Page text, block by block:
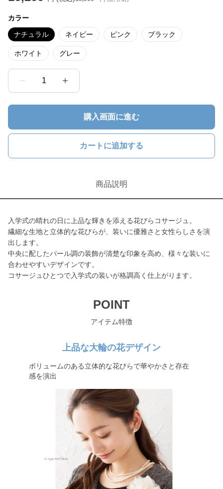
カラー
ナチュラル ネイビー ピンク ブラック
ホワイト グレー
1
購入画面に進む
カートに追加する
商品説明
入学式の晴れの日に上品な輝きを添える花びらコサージュ。
繊細な生地と立体的な花びらが、装いに優雅さと女性らしさを演
出します。
中央に配したパール調の装飾が清楚な印象を高め、様々な装いに
合わせやすいデザインです。
コサージュひとつで入学式の装いが格調高く仕上がります。
POINT
アイテム特徴
上品な大輪の花デザイン
ボリュームのある立体的な花びらで華やかさと存在
感を演出